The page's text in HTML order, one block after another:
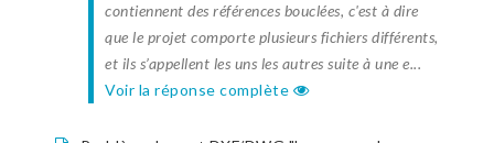
contiennent des références bouclées, c'est à dire
que le projet comporte plusieurs fichiers différents,
et ils s’appellent les uns les autres suite à une e...
Voir la réponse complète